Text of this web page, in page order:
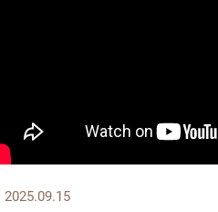
2025.09.15